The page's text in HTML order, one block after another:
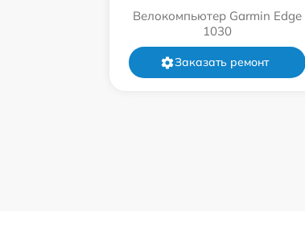
Велокомпьютер Garmin Edge
1030
Заказать ремонт